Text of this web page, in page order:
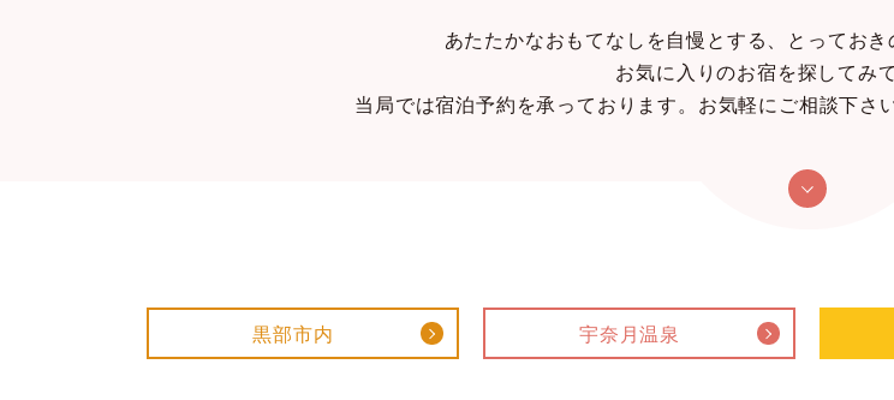
あたたかなおもてなしを自慢とする、とっておき
お気に入りのお宿を探してみ
当局では宿泊予約を承っております。お気軽にご相談下さ
黒部市内 宇奈月温泉